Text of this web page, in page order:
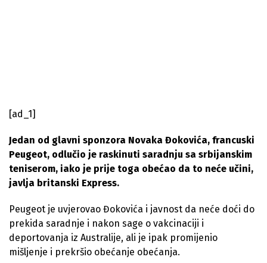
[ad_1]
Jedan od glavni sponzora Novaka Đokovića, francuski
Peugeot, odlučio je raskinuti saradnju sa srbijanskim
teniserom, iako je prije toga obećao da to neće učini,
javlja britanski Express.
Peugeot je uvjerovao Đokovića i javnost da neće doći do
prekida saradnje i nakon sage o vakcinaciji i
deportovanja iz Australije, ali je ipak promijenio
mišljenje i prekršio obećanje obećanja.